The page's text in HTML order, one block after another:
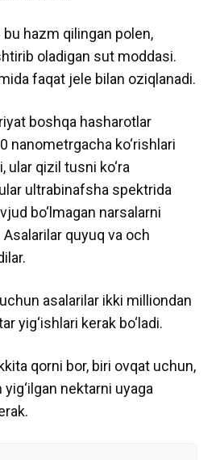
hazm qilingan polen,
oladigan sut moddasi.
faqat jele bilan oziqlanadi.
boshqa hasharotlar
nanometrgacha ko‘rishlari
ular qizil tusni ko‘ra
ultrabinafsha spektrida
bo‘lmagan narsalarni
quyuq va och
asalarilar ikki milliondan
yig‘ishlari kerak bo‘ladi.
qorni bor, biri ovqat uchun,
nektarni uyaga